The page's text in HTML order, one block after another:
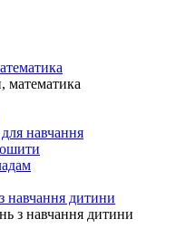
математика
навчання
навчання дитини
з навчання дитини